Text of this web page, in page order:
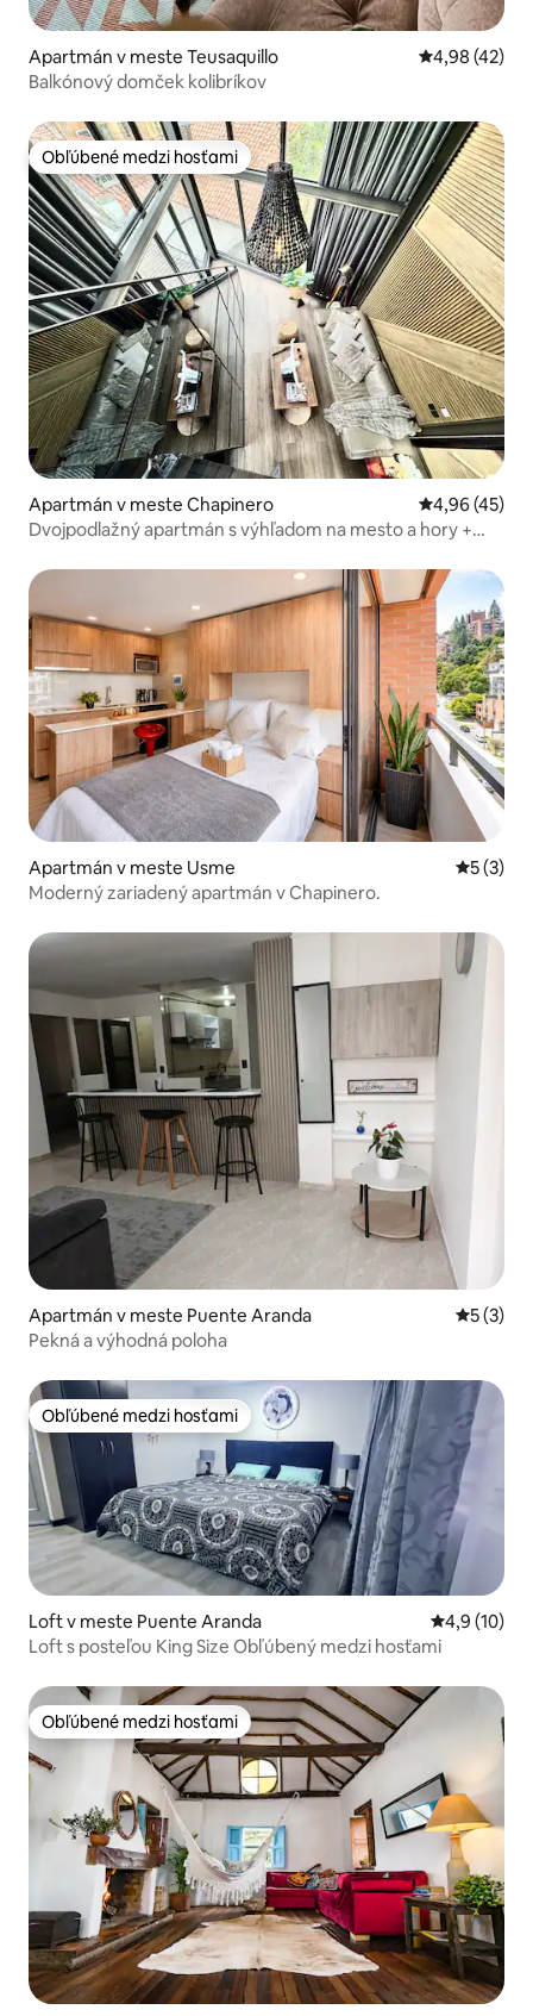
Apartmán v meste Teusaquillo Priemerné
4,98 (42)
Balkónový domček kolibríkov
Obľúbené medzi hosťami
Obľúbené medzi hosťami
Apartmán v meste Chapinero Priemerné
4,96 (45)
Dvojpodlažný apartmán s výhľadom na mesto a hory +
Apartmán v meste Usme
5 (3)
Moderný zariadený apartmán v Chapinero.
Apartmán v meste Puente Aranda
5 (3)
Pekná a výhodná poloha
Obľúbené medzi hosťami
Obľúbené medzi hosťami
Loft v meste Puente Aranda Priemerné
4,9 (10)
Loft s posteľou King Size Obľúbený medzi hosťami
Obľúbené medzi hosťami
Obľúbené medzi hosťami